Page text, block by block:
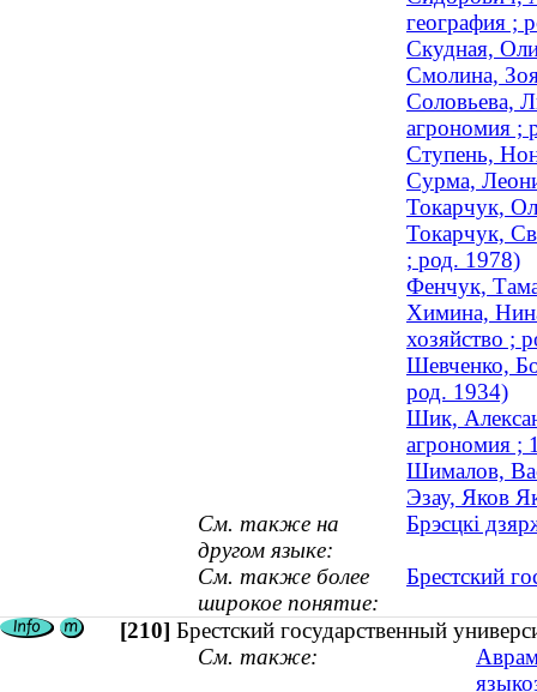
география ;
Скудная,
Смолина,
Соловьева,
агрономия ;
Ступень,
Сурма,
Токарчук,
Токарчук,
; род. 1978)
Фенчук,
Химина,
хозяйство ;
Шевченко,
род. 1934)
Шик,
агрономия ;
Шималов,
Эзау, Яков
См. также на
другом языке:
Брэсцкі
См. также более
широкое понятие:
Брестский
[210] Брестский государственный
См. также: